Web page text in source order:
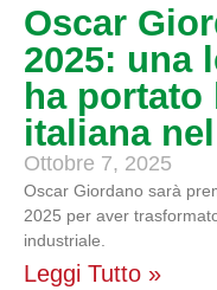
Oscar
2025: una
ha portato
italiana
Ottobre 7, 2025
Oscar Giordano sarà
2025 per aver
industriale.
Leggi Tutto »